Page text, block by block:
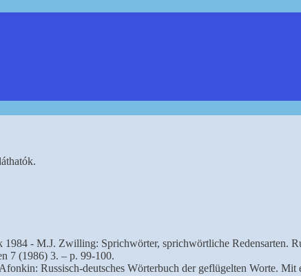
- M.J. Zwilling: Sprichwörter, sprichwörtliche Redensarten.
7 (1986) 3. – p. 99-100.
Russisch-deutsches Wörterbuch der geflügelten Worte.